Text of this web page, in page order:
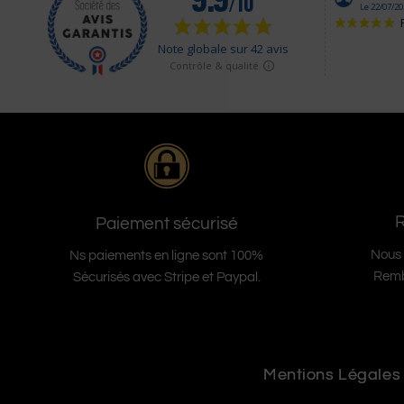
Paiement sécurisé
Ns paiements en ligne sont 100%
Sécurisés avec Stripe et Paypal.
Mentions Légales